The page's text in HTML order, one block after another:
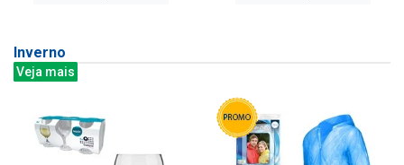
Inverno
Veja mais